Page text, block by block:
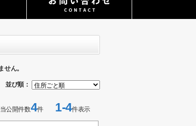
ん。
並び順：
公開件数4件1-4件表示